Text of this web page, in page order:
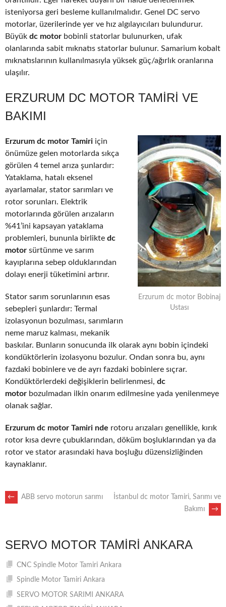
isteniyorsa geri besleme kullanılmalıdır. Genel DC servo
motorlar, üzerilerinde yer ve hız algılayıcıları bulundurur.
Büyük dc motor bobinli statorlar bulunurken, ufak
olanlarında sabit mıknatıs statorlar bulunur. Samarium kobalt
mıknatıslarının kullanılmasıyla yüksek güç/ağırlık oranlarına
ulaşılır.
ERZURUM DC MOTOR TAMIRI VE
BAKIMI
Erzurum dc motor Bobinaj
Ustası
Erzurum dc motor Tamiri için
önümüze gelen motorlarda sıkça
görülen 4 temel arıza şunlardır:
Yataklama, hatalı eksenel
ayarlamalar, stator sarımları ve
rotor sorunları. Elektrik
motorlarında görülen arızaların
%41’ini kapsayan yataklama
problemleri, bununla birlikte dc
motor sürtünme ve sarım
kayıplarına sebep olduklarından
dolayı enerji tüketimini artırır.
Stator sarım sorunlarının esas
sebepleri şunlardır: Termal
izolasyonun bozulması, sarımların
neme maruz kalması, mekanik
baskılar. Bunların sonucunda ilk olarak aynı bobin içindeki
kondüktörlerin izolasyonu bozulur. Ondan sonra bu, aynı
fazdaki bobinlere ve de ayrı fazdaki bobinlere sıçrar.
Kondüktörlerdeki değişiklerin belirlenmesi, dc
motor bozulmadan ilkin onarım edilmesine yada yenilenmeye
olanak sağlar.
Erzurum dc motor Tamiri nde rotoru arızaları genellikle, kırık
rotor kısa devre çubuklarından, döküm boşluklarından ya da
rotor ve stator arasındaki hava boşluğu düzensizliğinden
kaynaklanır.
POST
← ABB servo motorun sarımı
İstanbul dc motor Tamiri, Sarımı ve
Bakımı
→
SERVO MOTOR TAMIRI ANKARA
CNC Spindle Motor Tamiri Ankara
Spindle Motor Tamiri Ankara
SERVO MOTOR SARIMI ANKARA